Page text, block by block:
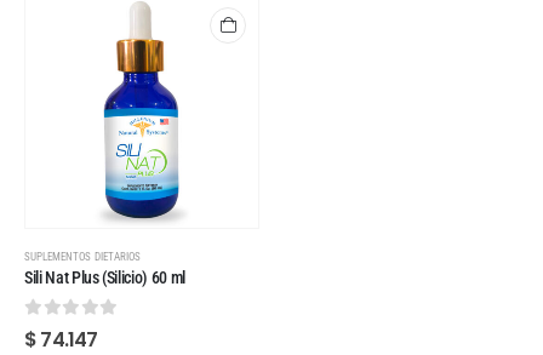
SUPLEMENTOS DIETARIOS
Sili Nat Plus (Silicio) 60 ml
0 out of 5
$74.147